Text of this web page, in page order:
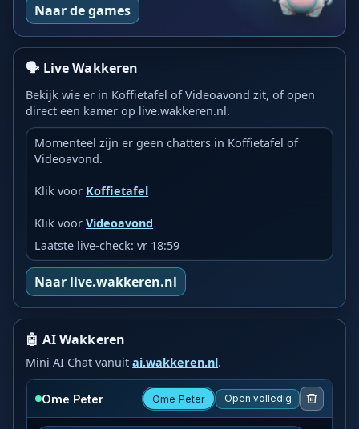
Naar de games
🗣️ Live Wakkeren
Bekijk wie er in Koffietafel of Videoavond zit, of open
direct een kamer op live.wakkeren.nl.
Momenteel zijn er geen chatters in Koffietafel of
Videoavond.
Klik voor Koffietafel
Klik voorVideoavond
Laatste live-check: vr 18:59
Naar live.wakkeren.nl
🤖 AI Wakkeren
Mini AI Chat vanuitai.wakkeren.nl.